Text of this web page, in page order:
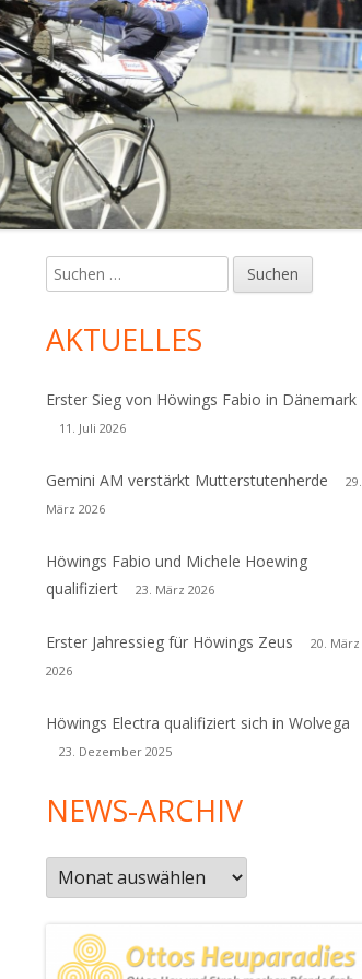
Haupt-
Seitenleiste
Suchen
nach:
AKTUELLES
Erster Sieg von Höwings Fabio in Dänemark
11. Juli 2026
Gemini AM verstärkt Mutterstutenherde
29.
März 2026
Höwings Fabio und Michele Hoewing
qualifiziert
23. März 2026
Erster Jahressieg für Höwings Zeus
20. März
2026
Höwings Electra qualifiziert sich in Wolvega
23. Dezember 2025
NEWS-ARCHIV
News-
Archiv